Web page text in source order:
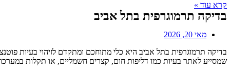
קרא עוד »
בדיקה תרמוגרפית בתל אביב
מאי 20, 2026
בדיקה תרמוגרפית בתל אביב היא כלי מתוחכם ומתקדם לזיהוי בעיות
שמסייע לאתר בעיות כמו דליפות חום, קצרים חשמליים, או תקלות